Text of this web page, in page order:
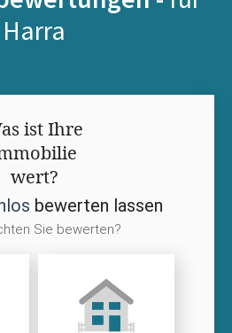
Harra
ist Ihre
wert?
bewerten lassen
Sie bewerten?